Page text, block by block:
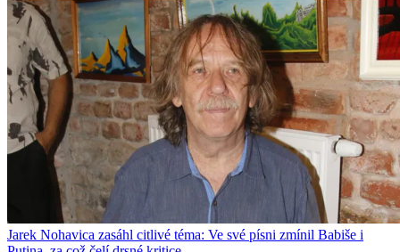
Jarek Nohavica zasáhl citlivé téma: Ve své písni zmínil Babiše i